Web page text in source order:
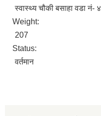
स्वास्थ्य चौकी बसाहा वडा नं- ४
Weight:
207
Status:
वर्तमान